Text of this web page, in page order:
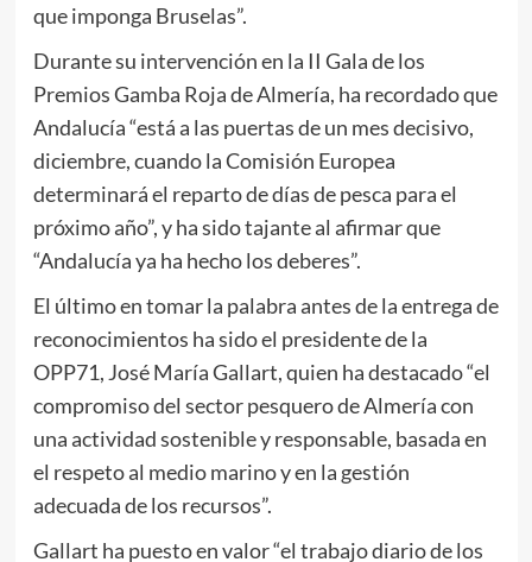
que imponga Bruselas”.
Durante su intervención en la II Gala de los
Premios Gamba Roja de Almería, ha recordado que
Andalucía “está a las puertas de un mes decisivo,
diciembre, cuando la Comisión Europea
determinará el reparto de días de pesca para el
próximo año”, y ha sido tajante al afirmar que
“Andalucía ya ha hecho los deberes”.
El último en tomar la palabra antes de la entrega de
reconocimientos ha sido el presidente de la
OPP71, José María Gallart, quien ha destacado “el
compromiso del sector pesquero de Almería con
una actividad sostenible y responsable, basada en
el respeto al medio marino y en la gestión
adecuada de los recursos”.
Gallart ha puesto en valor “el trabajo diario de los